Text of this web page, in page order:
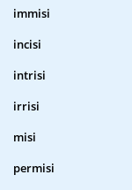
immisi
incisi
intrisi
irrisi
misi
permisi